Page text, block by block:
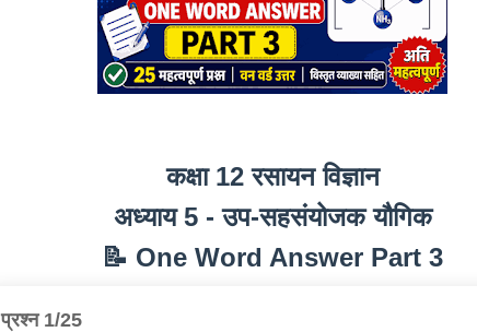
कक्षा 12 रसायन विज्ञान
अध्याय 5 - उप-सहसंयोजक यौगिक
📝 One Word Answer Part 3
प्रश्न 1/25